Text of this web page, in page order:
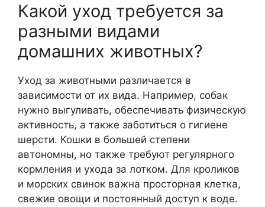
Какой уход требуется за
разными видами
домашних животных?
Уход за животными различается в
зависимости от их вида. Например, собак
нужно выгуливать, обеспечивать физическую
активность, а также заботиться о гигиене
шерсти. Кошки в большей степени
автономны, но также требуют регулярного
кормления и ухода за лотком. Для кроликов
и морских свинок важна просторная клетка,
свежие овощи и постоянный доступ к воде.